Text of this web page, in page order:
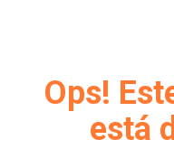
Ops!
está